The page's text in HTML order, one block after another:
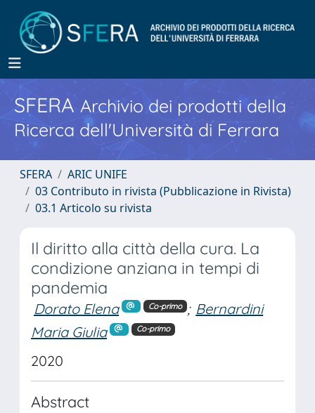
SFERA Archivio dei prodotti della
Ricerca dell'Università di Ferrara
SFERA
ARIC UNIFE
03 Contributo in rivista (Pubblicazione in Rivista)
03.1 Articolo su rivista
Il diritto alla città della cura. La
condizione anziana in tempi di
pandemia
Dorato Elena Co-primo ; Bernardini
Maria Giulia
Co-primo
2020
Abstract